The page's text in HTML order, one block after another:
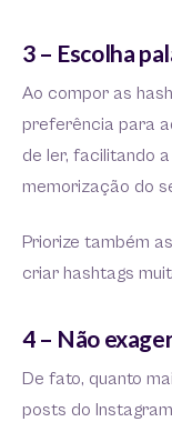
3 – Escolha
Ao compor as
preferência para
de ler, facilitando
memorização do
Priorize também
criar hashtags
4 – Não
De fato, quanto
posts do